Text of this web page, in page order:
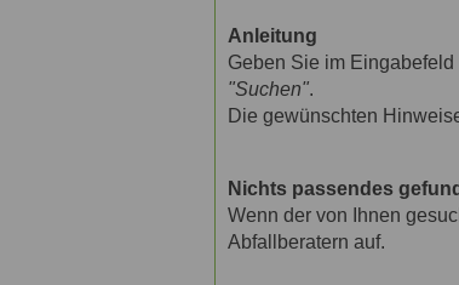
Anleitung
Geben Sie im Eingabefeld
"Suchen".
Die gewünschten
Nichts passendes
Wenn der von Ihnen
Abfallberatern auf.